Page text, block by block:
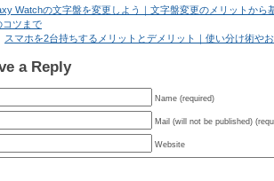
Watchの文字盤を変更しよう｜文字盤変更のメリットから
コツまで
スマホを2台持ちするメリットとデメリット｜使い分け術や
a Reply
Name (required)
Mail (will not be published)
Website